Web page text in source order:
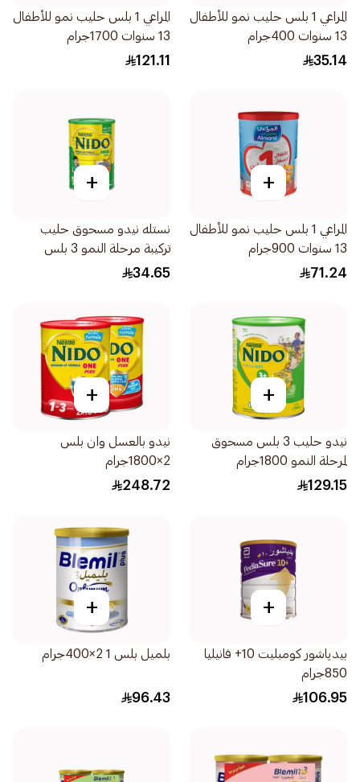
المراعي 1 بلس حليب نمو للأطفال
13 سنوات 400جرام
35.14
المراعي 1 بلس حليب نمو للأطفال
13 سنوات 1700جرام
121.11
+
المراعي 1 بلس حليب نمو للأطفال
13 سنوات 900جرام
71.24
+
نستله نيدو مسحوق حليب
تركيبة مرحلة النمو 3 بلس
للأطفال 400جرام
34.65
+
نيدو حليب 3 بلس مسحوق
لمرحلة النمو 1800جرام
129.15
+
نيدو بالعسل وان بلس
2×1800جرام
248.72
+
بيدياشور كومبليت 10+ فانيليا
850جرام
106.95
+
بلميل بلس 1 2×400جرام
96.43